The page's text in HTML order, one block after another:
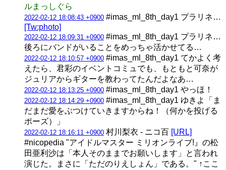
ルまっしぐら
2022-02-12 18:08:43 +0900 #imas_ml_8th_day1 プラリネ…
[Tw:photo]
2022-02-12 18:09:31 +0900 #imas_ml_8th_day1 プラリネ…
後ろにバンドがいることをめっちゃ活かせてる…
2022-02-12 18:10:57 +0900 #imas_ml_8th_day1 てかよく考
えたら、君彩のイベントコミュでも、もともと可奈が
ジュリアからギターを教わってたんだよなあ…
2022-02-12 18:13:25 +0900 #imas_ml_8th_day1 やっほ！
2022-02-12 18:14:29 +0900 #imas_ml_8th_day1 ゆきよ「ま
だまだ愛をぶつけていきますからね！（何かを投げる
ポーズ）」
2022-02-12 18:16:11 +0900 村川梨衣 - ニコ百 [URL]
#nicopedia "アイドルマスター ミリオンライブ!』の松
田亜利沙は「本人そのままでお願いします」と言われ
演じた。まさに「ただのりえしょん」である。" ↑ここ